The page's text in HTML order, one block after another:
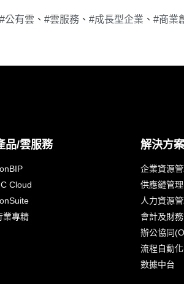
#公有雲 、 #雲服務 、 #成長型企業 、 #商業
品/雲服務
Cloud
業專精
解決方案
企業資源
供應鏈管
人力資源
會計及財
辦公協同
流程自動
數據中台